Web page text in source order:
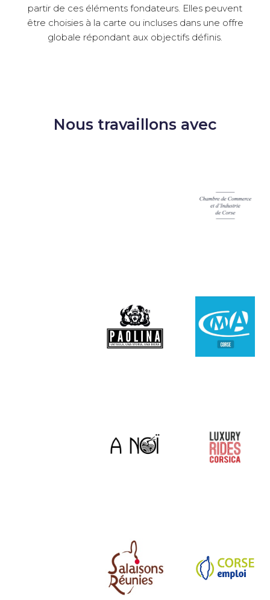
partir de ces éléments fondateurs. Elles peuvent
être choisies à la carte ou incluses dans une offre
globale répondant aux objectifs définis.
Nous travaillons avec